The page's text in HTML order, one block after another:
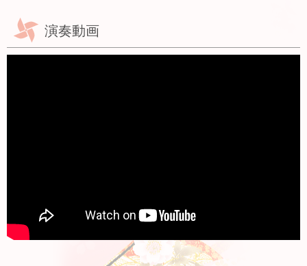
演奏動画